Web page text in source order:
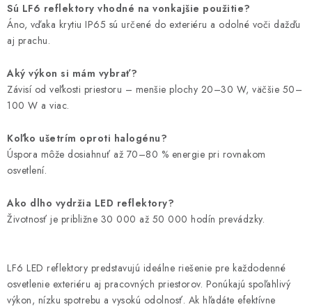
Sú LF6 reflektory vhodné na vonkajšie použitie?
Áno, vďaka krytiu IP65 sú určené do exteriéru a odolné voči dažďu
aj prachu.
Aký výkon si mám vybrať?
Závisí od veľkosti priestoru – menšie plochy 20–30 W, väčšie 50–
100 W a viac.
Koľko ušetrím oproti halogénu?
Úspora môže dosiahnuť až 70–80 % energie pri rovnakom
osvetlení.
Ako dlho vydržia LED reflektory?
Životnosť je približne 30 000 až 50 000 hodín prevádzky.
LF6 LED reflektory predstavujú ideálne riešenie pre každodenné
osvetlenie exteriéru aj pracovných priestorov. Ponúkajú spoľahlivý
výkon, nízku spotrebu a vysokú odolnosť. Ak hľadáte efektívne